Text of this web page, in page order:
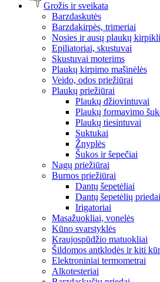
Grožis ir sveikata
Barzdaskutės
Barzdakirpės, trimeriai
Nosies ir ausų plaukų
Epiliatoriai, skustuvai
Skustuvai moterims
Plaukų kirpimo mašinėlės
Veido, odos priežiūrai
Plaukų priežiūrai
Plaukų džiovintuvai
Plaukų formavimo
Plaukų tiesintuvai
Suktukai
Žnyplės
Šukos ir šepečiai
Nagų priežiūrai
Burnos priežiūrai
Dantų šepetėliai
Dantų šepetėlių priedai
Irigatoriai
Masažuokliai, vonelės
Kūno svarstyklės
Kraujospūdžio matuokliai
Šildomos antklodės ir kiti
Elektroniniai termometrai
Alkotesteriai